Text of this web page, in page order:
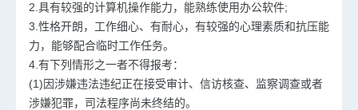
2.具有较强的计算机操作能力，能熟练使用办公软件;
3.性格开朗，工作细心、有耐心，有较强的心理素质和抗压能
力，能够配合临时工作任务。
4.有下列情形之一者不得报考：
(1)因涉嫌违法违纪正在接受审计、信访核查、监察调查或者
涉嫌犯罪，司法程序尚未终结的。